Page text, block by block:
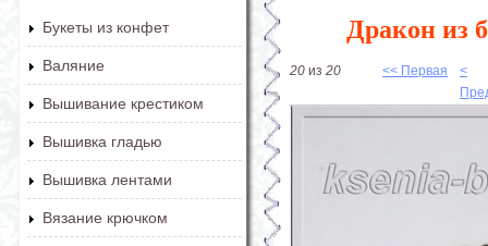
Букеты из конфет
Валяние
Вышивание крестиком
Вышивка гладью
Вышивка лентами
Вязание крючком
Дракон из
20 из 20 << Первая
<